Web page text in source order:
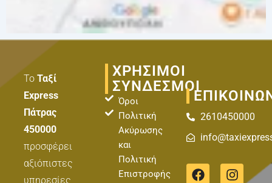
Το Ταξί
Express
Πάτρας
450000
προσφέρει
αξιόπιστες
υπηρεσίες
ΧΡΗΣΙΜΟΙ
ΣΥΝΔΕΣΜΟΙ
Όροι
Πολιτική
Ακύρωσης
και
Πολιτική
Επιστροφής
2610450000
F I
Y X
T